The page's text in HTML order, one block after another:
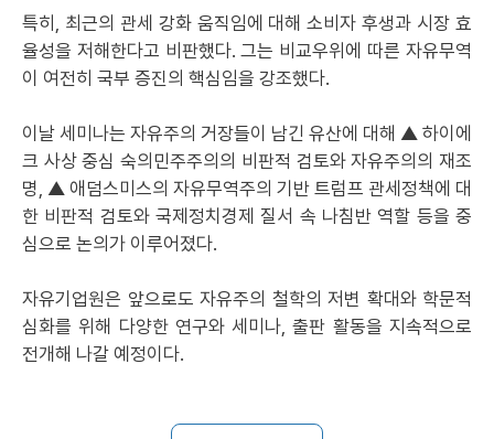
특히, 최근의 관세 강화 움직임에 대해 소비자 후생과 시장 효
율성을 저해한다고 비판했다. 그는 비교우위에 따른 자유무역
이 여전히 국부 증진의 핵심임을 강조했다.
이날 세미나는 자유주의 거장들이 남긴 유산에 대해 ▲ 하이에
크 사상 중심 숙의민주주의의 비판적 검토와 자유주의의 재조
명, ▲ 애덤스미스의 자유무역주의 기반 트럼프 관세정책에 대
한 비판적 검토와 국제정치경제 질서 속 나침반 역할 등을 중
심으로 논의가 이루어졌다.
자유기업원은 앞으로도 자유주의 철학의 저변 확대와 학문적
심화를 위해 다양한 연구와 세미나, 출판 활동을 지속적으로
전개해 나갈 예정이다.